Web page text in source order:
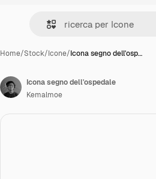
Home/Stock/Icone/Icona segno dell'osp…
Icona segno dell'ospedale
Kemalmoe